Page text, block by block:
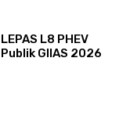
L8 PHEV
GIIAS 2026